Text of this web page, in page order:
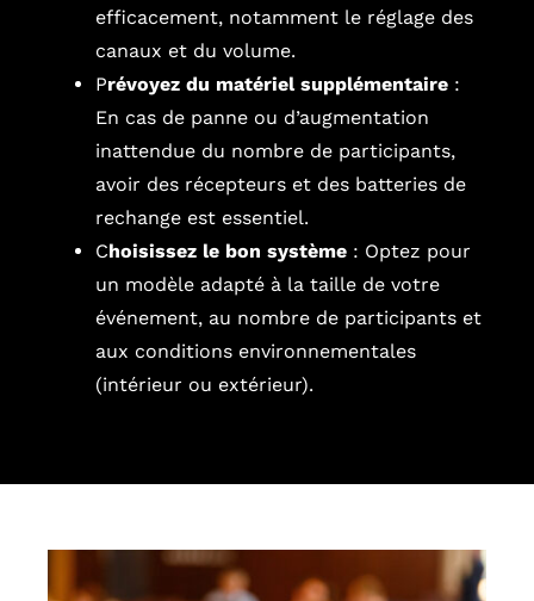
efficacement, notamment le réglage des
canaux et du volume.
Prévoyez du matériel supplémentaire:
En cas de panne ou d’augmentation
inattendue du nombre de participants,
avoir des récepteurs et des batteries de
rechange est essentiel.
Choisissez le bon système: Optez pour
un modèle adapté à la taille de votre
événement, au nombre de participants et
aux conditions environnementales
(intérieur ou extérieur).